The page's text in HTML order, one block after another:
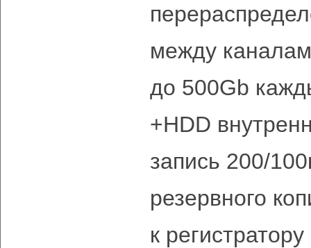
между
до 500Gb
+HDD
запись 200/
резервного
к